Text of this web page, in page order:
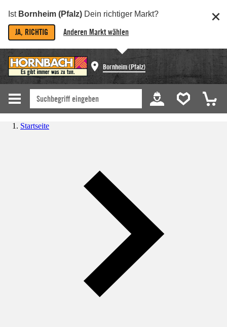
Ist Bornheim (Pfalz) Dein richtiger Markt?
JA, RICHTIG Anderen Markt wählen
Bornheim (Pfalz)
Startseite